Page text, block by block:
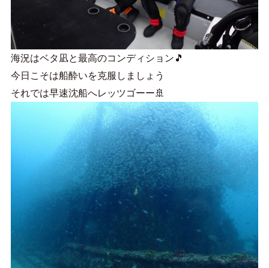
海況はベタ凪と最高のコンディション🎵
今日こそは船酔いを克服しましょう
それでは早速沈船へレッツゴーー🚢